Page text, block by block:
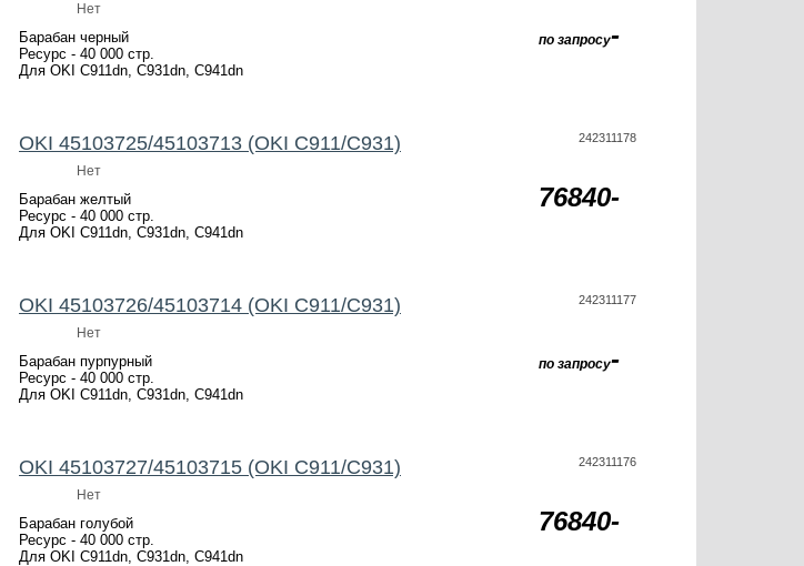
Нет
Барабан черный
Ресурс - 40 000 стр.
Для OKI C911dn, C931dn, C941dn
по запросу-
OKI 45103725/45103713 (OKI C911/C931)
Нет
Барабан желтый
Ресурс - 40 000 стр.
Для OKI C911dn, C931dn, C941dn
242311178
76840-
OKI 45103726/45103714 (OKI C911/C931)
Нет
Барабан пурпурный
Ресурс - 40 000 стр.
Для OKI C911dn, C931dn, C941dn
242311177
по запросу-
OKI 45103727/45103715 (OKI C911/C931)
Нет
Барабан голубой
Ресурс - 40 000 стр.
Для OKI C911dn, C931dn, C941dn
242311176
76840-